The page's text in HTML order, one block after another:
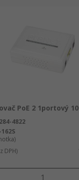
PoE 2 1portový
284-4822
162S
DPH)